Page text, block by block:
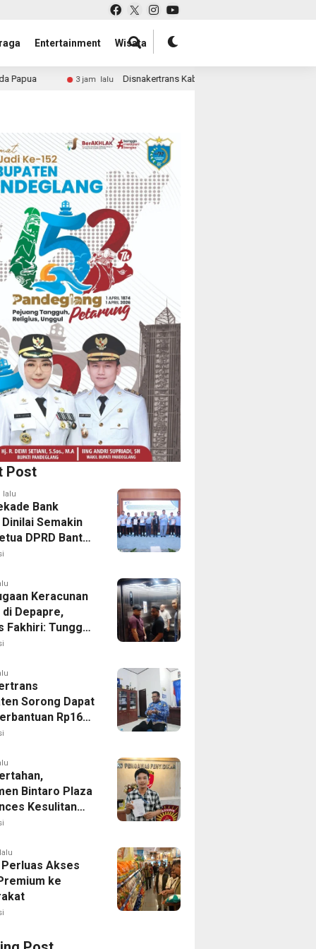
Entertainment Wisata
Disnakertrans Kabupaten Sorong Dapat Dana Perbantuan Rp16 Miliar
Post
lalu
Bank
Semakin
DPRD Banten
Perkuat
Keracunan
Depapre,
Fakhiri: Tunggu
Polda
Sorong Dapat
Rp16
Bintaro Plaza
Kesulitan
Tindak Lanjut
Perluas Akses
ke